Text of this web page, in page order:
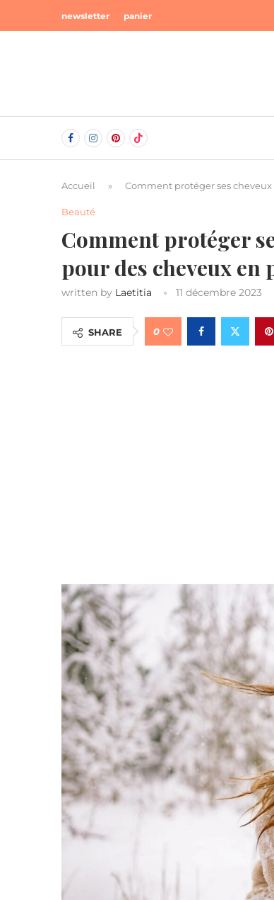
newsletter panier
Accueil » Comment protéger ses
Beauté
Comment protéger
pour des cheveux en
written by Laetitia 11 décembre 2023
SHARE 0